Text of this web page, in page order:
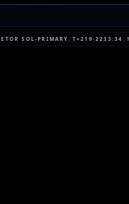
SOL-PRIMARY | T+219·2233:34 |